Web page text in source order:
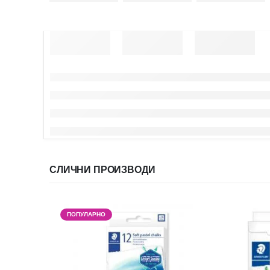
СЛИЧНИ ПРОИЗВОДИ
ПОПУЛАРНО